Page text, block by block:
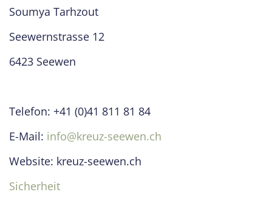
Soumya Tarhzout
Seewernstrasse 12
6423 Seewen
Telefon: +41 (0)41 811 81 84
E-Mail: info@kreuz-seewen.ch
Website: kreuz-seewen.ch
Sicherheit